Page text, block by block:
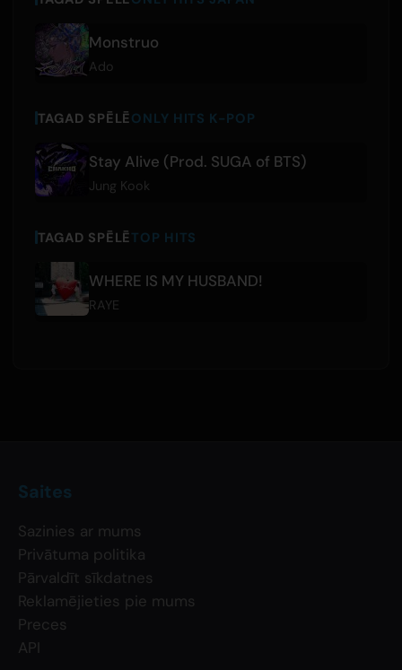
Monstruo
Ado
TAGAD SPĒLĒONLY HITS K-POP
Stay Alive (Prod. SUGA of BTS)
Jung Kook
TAGAD SPĒLĒTOP HITS
WHERE IS MY HUSBAND!
RAYE
Saites
Sazinies ar mums
Privātuma politika
Pārvaldīt sīkdatnes
Reklamējieties pie mums
Preces
API